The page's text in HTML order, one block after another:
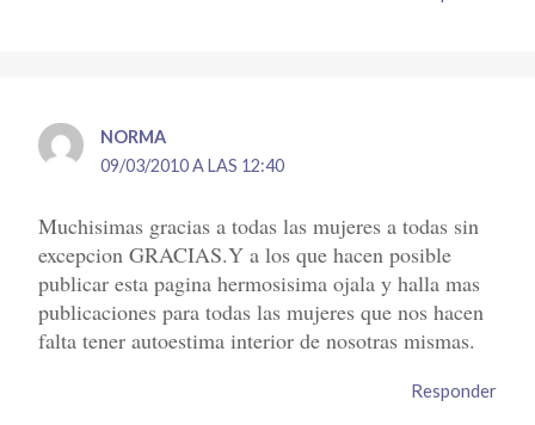
NORMA
09/03/2010 A LAS 12:40
Muchisimas gracias a todas las mujeres a todas sin
excepcion GRACIAS.Y a los que hacen posible
publicar esta pagina hermosisima ojala y halla mas
publicaciones para todas las mujeres que nos hacen
falta tener autoestima interior de nosotras mismas.
Responder